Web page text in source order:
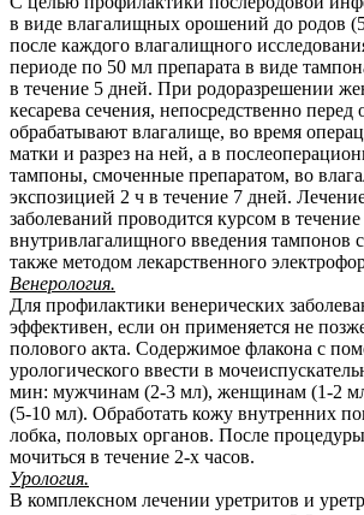
в виде влагалищных орошений до родов
после каждого влагалищного
периоде по 50 мл препарата в виде
в течение 5 дней. При родоразрешении
кесарева сечения, непосредственно перед
обрабатывают влагалище, во время
матки и разрез на ней, а в
тампоны, смоченные препаратом, во
экспозицией 2 ч в течение 7 дней.
заболеваний проводится курсом в
внутривлагалищного введения тампонов
также методом лекарственного
Венерология.
Для профилактики венерических
эффективен, если он применяется не
полового акта. Содержимое флакона с
урологического ввести в
мин: мужчинам (2-3 мл), женщинам (1-2
(5-10 мл). Обработать кожу внутренних
лобка, половых органов. После
мочиться в течение 2-х часов.
Урология.
В комплексном лечении уретритов и